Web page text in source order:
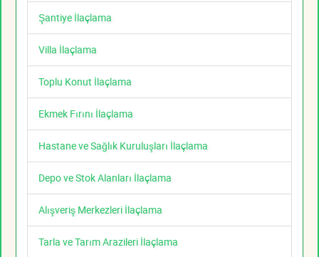
Şantiye İlaçlama
Villa İlaçlama
Toplu Konut İlaçlama
Ekmek Fırını İlaçlama
Hastane ve Sağlık Kuruluşları İlaçlama
Depo ve Stok Alanları İlaçlama
Alışveriş Merkezleri İlaçlama
Tarla ve Tarım Arazileri İlaçlama